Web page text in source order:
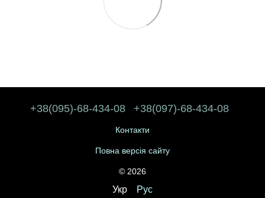
+38(095)-68-434-08 +38(097)-68-434-08
Контакти
Повна версія сайту
© 2026
Укр Рус